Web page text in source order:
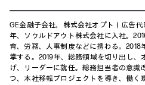
GE金融子会社、株式会社オプト（広告
年、ソウルドアウト株式会社に入社。
育、労務、人事制度などに携わる。
掌する。2019年、総務領域を切り出し
げ、リーダーに就任。総務担当者の意識
つ、本社移転プロジェクトを導き、働く